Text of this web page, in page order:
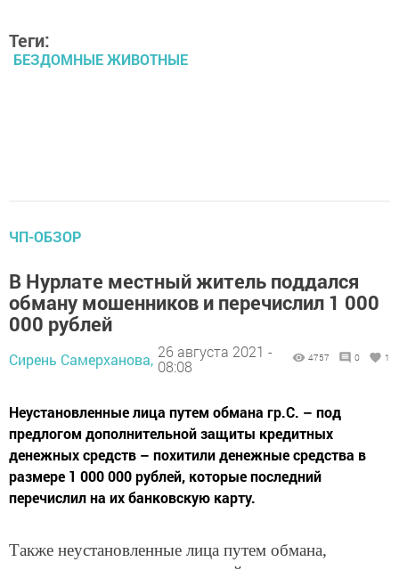
Теги:
БЕЗДОМНЫЕ ЖИВОТНЫЕ
ЧП-ОБЗОР
В Нурлате местный житель поддался
обману мошенников и перечислил 1 000
000 рублей
Сирень Самерханова, 26 августа 2021 -
08:08
4757 0 1
Неустановленные лица путем обмана гр.С. – под
предлогом дополнительной защиты кредитных
денежных средств – похитили денежные средства в
размере 1 000 000 рублей, которые последний
перечислил на их банковскую карту.
Также неустановленные лица путем обмана,